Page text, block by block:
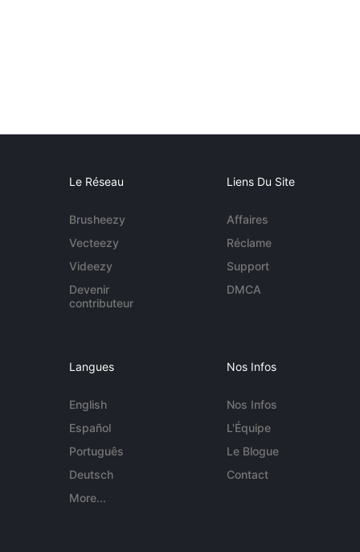
Le Réseau
Brusheezy
Vecteezy
Videezy
Devenir
contributeur
Liens Du Site
Affaires
Réclame
Support
DMCA
Langues
English
Español
Português
Deutsch
More...
Nos Infos
Nos Infos
L'Équipe
Le Blogue
Contact